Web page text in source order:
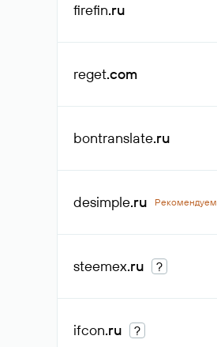
firefin.ru
reget.com
bontranslate.ru
desimple.ru Рекомендуем
steemex.ru ?
ifcon.ru ?